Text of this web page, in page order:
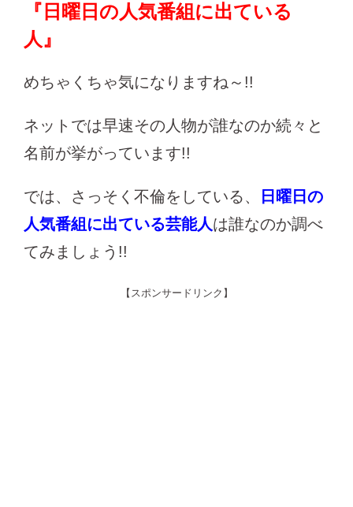
『日曜日の人気番組に出ている
人』
めちゃくちゃ気になりますね～!!
ネットでは早速その人物が誰なのか続々と
名前が挙がっています!!
では、さっそく不倫をしている、
日曜日の
人気番組に出ている芸能人は誰なのか調べ
てみましょう!!
【スポンサードリンク】